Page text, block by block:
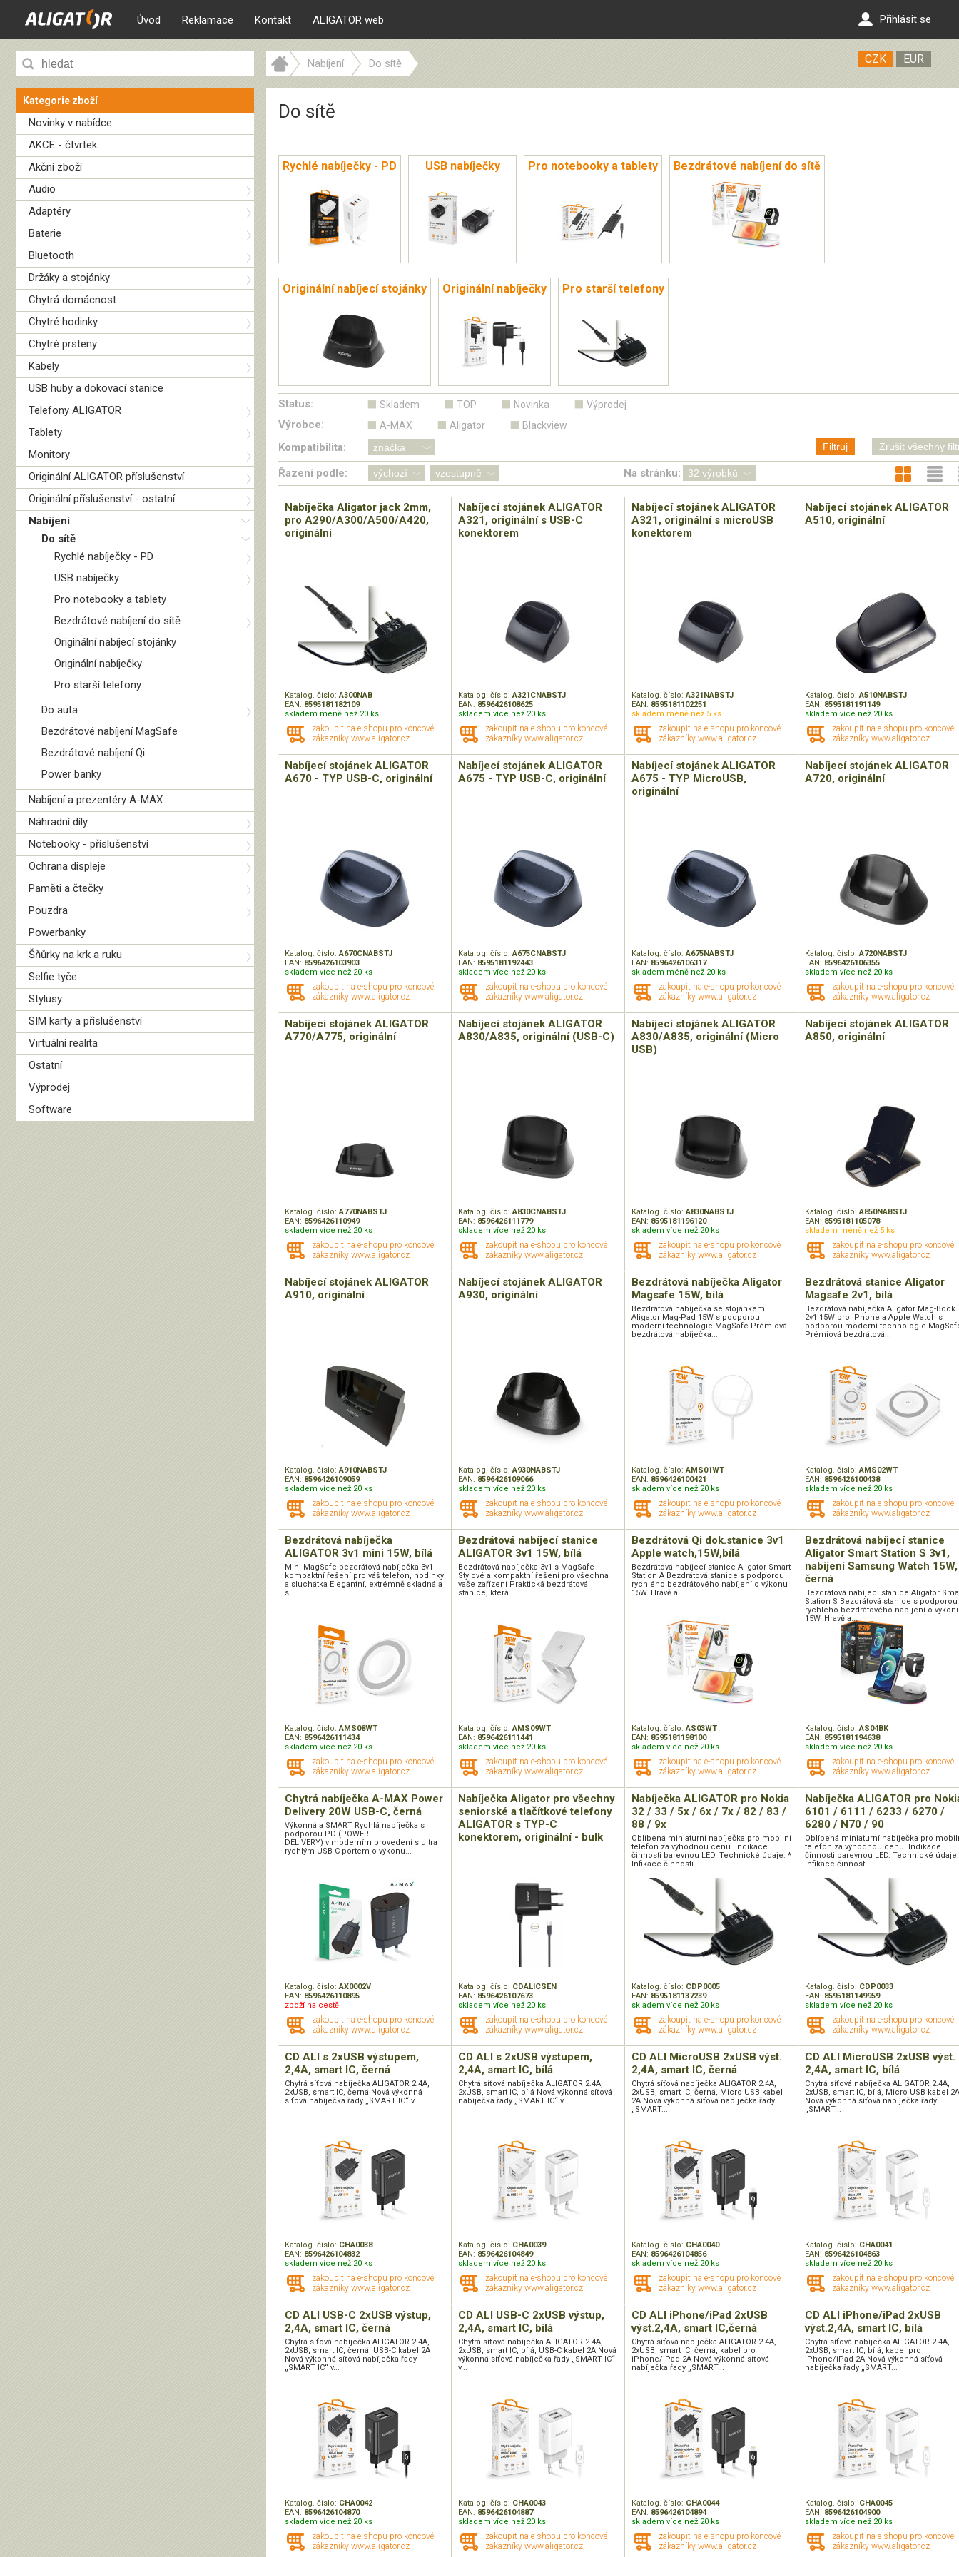
Úvod Reklamace Kontakt ALIGATOR web Přihlásit se
Kategorie zboží
Novinky v nabídce
AKCE - čtvrtek
Akční zboží
Audio
Adaptéry
Baterie
Bluetooth
Držáky a stojánky
Chytrá domácnost
Chytré hodinky
Chytré prsteny
Kabely
USB huby a dokovací stanice
Telefony ALIGATOR
Tablety
Monitory
Originální ALIGATOR příslušenství
Originální příslušenství - ostatní
Nabíjení
Do sítě
Rychlé nabíječky - PD
USB nabíječky
Pro notebooky a tablety
Bezdrátové nabíjení do sítě
Originální nabíjecí stojánky
Originální nabíječky
Pro starší telefony
Do auta
Bezdrátové nabíjení MagSafe
Bezdrátové nabíjení Qi
Power banky
Nabíjení a prezentéry A-MAX
Náhradní díly
Notebooky - příslušenství
Ochrana displeje
Paměti a čtečky
Pouzdra
Powerbanky
Šňůrky na krk a ruku
Selfie tyče
Stylusy
SIM karty a příslušenství
Virtuální realita
Ostatní
Výprodej
Software
Nabíjení Do sítě CZK EUR
Do sítě
Rychlé nabíječky - PD USB nabíječky Pro notebooky a tablety Bezdrátové nabíjení do sítě
Originální nabíjecí stojánky Originální nabíječky Pro starší telefony
Status: Skladem TOP Novinka Výprodej
Výrobce: A-MAX Aligator Blackview
Kompatibilita: Filtruj Zrušit všechny
Řazení podle: Na stránku:
Nabíječka Aligator jack 2mm,
pro A290/A300/A500/A420,
originální
Katalog. číslo:A300NAB
EAN: 8595181182109
skladem méně než 20 ks
zakoupit na e-shopu pro koncové
zákazníky www.aligator.cz
Nabíjecí stojánek ALIGATOR
A321, originální s USB-C
konektorem
Katalog. číslo:A321CNABSTJ
EAN: 8596426108625
skladem více než 20 ks
zakoupit na e-shopu pro koncové
zákazníky www.aligator.cz
Nabíjecí stojánek ALIGATOR
A321, originální s microUSB
konektorem
Katalog. číslo:A321NABSTJ
EAN: 8595181102251
skladem méně než 5 ks
zakoupit na e-shopu pro koncové
zákazníky www.aligator.cz
Nabíjecí stojánek ALIGATOR
A510, originální
Katalog. číslo:A510NABSTJ
EAN: 8595181191149
skladem více než 20 ks
zakoupit na e-shopu pro koncové
zákazníky www.aligator.cz
Nabíjecí stojánek ALIGATOR
A670 - TYP USB-C, originální
Katalog. číslo:A670CNABSTJ
EAN: 8596426103903
skladem více než 20 ks
zakoupit na e-shopu pro koncové
zákazníky www.aligator.cz
Nabíjecí stojánek ALIGATOR
A675 - TYP USB-C, originální
Katalog. číslo:A675CNABSTJ
EAN: 8595181192443
skladem více než 20 ks
zakoupit na e-shopu pro koncové
zákazníky www.aligator.cz
Nabíjecí stojánek ALIGATOR
A675 - TYP MicroUSB,
originální
Katalog. číslo:A675NABSTJ
EAN: 8596426106317
skladem méně než 20 ks
zakoupit na e-shopu pro koncové
zákazníky www.aligator.cz
Nabíjecí stojánek ALIGATOR
A720, originální
Katalog. číslo:A720NABSTJ
EAN: 8596426106355
skladem více než 20 ks
zakoupit na e-shopu pro koncové
zákazníky www.aligator.cz
Nabíjecí stojánek ALIGATOR
A770/A775, originální
Katalog. číslo:A770NABSTJ
EAN: 8596426110949
skladem více než 20 ks
zakoupit na e-shopu pro koncové
zákazníky www.aligator.cz
Nabíjecí stojánek ALIGATOR
A830/A835, originální (USB-C)
Katalog. číslo:A830CNABSTJ
EAN: 8596426111779
skladem více než 20 ks
zakoupit na e-shopu pro koncové
zákazníky www.aligator.cz
Nabíjecí stojánek ALIGATOR
A830/A835, originální (Micro
USB)
Katalog. číslo:A830NABSTJ
EAN: 8595181196120
skladem více než 20 ks
zakoupit na e-shopu pro koncové
zákazníky www.aligator.cz
Nabíjecí stojánek ALIGATOR
A850, originální
Katalog. číslo:A850NABSTJ
EAN: 8595181105078
skladem méně než 5 ks
zakoupit na e-shopu pro koncové
zákazníky www.aligator.cz
Nabíjecí stojánek ALIGATOR
A910, originální
Katalog. číslo:A910NABSTJ
EAN: 8596426109059
skladem více než 20 ks
zakoupit na e-shopu pro koncové
zákazníky www.aligator.cz
Nabíjecí stojánek ALIGATOR
A930, originální
Katalog. číslo:A930NABSTJ
EAN: 8596426109066
skladem více než 20 ks
zakoupit na e-shopu pro koncové
zákazníky www.aligator.cz
Bezdrátová nabíječka Aligator
Magsafe 15W, bílá
Bezdrátová nabíječka se stojánkem
Aligator Mag-Pad 15W s podporou
moderní technologie MagSafe Prémiová
bezdrátová nabíječka...
Katalog. číslo:AMS01WT
EAN: 8596426100421
skladem více než 20 ks
zakoupit na e-shopu pro koncové
zákazníky www.aligator.cz
Bezdrátová stanice Aligator
Magsafe 2v1, bílá
Bezdrátová nabíječka Aligator Mag-Book
2v1 15W pro iPhone a Apple Watch s
podporou moderní technologie
Prémiová bezdrátová...
Katalog. číslo:AMS02WT
EAN: 8596426100438
skladem více než 20 ks
zakoupit na e-shopu pro koncové
zákazníky www.aligator.cz
Bezdrátová nabíječka
ALIGATOR 3v1 mini 15W, bílá
Mini MagSafe bezdrátová nabíječka 3v1 –
kompaktní řešení pro váš telefon, hodinky
a sluchátka Elegantní, extrémně skladná a
s...
Katalog. číslo:AMS08WT
EAN: 8596426111434
skladem více než 20 ks
zakoupit na e-shopu pro koncové
zákazníky www.aligator.cz
Bezdrátová nabíjecí stanice
ALIGATOR 3v1 15W, bílá
Bezdrátová nabíječka 3v1 s MagSafe –
Stylové a kompaktní řešení pro všechna
vaše zařízení Praktická bezdrátová
stanice, která...
Katalog. číslo:AMS09WT
EAN: 8596426111441
skladem více než 20 ks
zakoupit na e-shopu pro koncové
zákazníky www.aligator.cz
Bezdrátová Qi dok.stanice 3v1
Apple watch,15W,bílá
Bezdrátová nabíjecí stanice Aligator Smart
Station A Bezdrátová stanice s podporou
rychlého bezdrátového nabíjení o výkonu
15W. Hravě a...
Katalog. číslo:AS03WT
EAN: 8595181198100
skladem více než 20 ks
zakoupit na e-shopu pro koncové
zákazníky www.aligator.cz
Bezdrátová nabíjecí stanice
Aligator Smart Station S 3v1,
nabíjení Samsung Watch 15W,
černá
Bezdrátová nabíjecí stanice Aligator
Station S Bezdrátová stanice s podporou
rychlého bezdrátového nabíjení o
15W. Hravě a...
Katalog. číslo:AS04BK
EAN: 8595181194638
skladem více než 20 ks
zakoupit na e-shopu pro koncové
zákazníky www.aligator.cz
Chytrá nabíječka A-MAX Power
Delivery 20W USB-C, černá
Výkonná a SMART Rychlá nabíječka s
podporou PD (POWER
DELIVERY) v moderním provedení s ultra
rychlým USB-C portem o výkonu...
Katalog. číslo:AX0002V
EAN: 8596426110895
zboží na cestě
zakoupit na e-shopu pro koncové
zákazníky www.aligator.cz
Nabíječka Aligator pro všechny
seniorské a tlačítkové telefony
ALIGATOR s TYP-C
konektorem, originální - bulk
Katalog. číslo: CDALICSEN
EAN: 8596426107673
skladem více než 20 ks
zakoupit na e-shopu pro koncové
zákazníky www.aligator.cz
Nabíječka ALIGATOR pro Nokia
32 / 33 / 5x / 6x / 7x / 82 / 83 /
88 / 9x
Oblíbená miniaturní nabíječka pro mobilní
telefon za výhodnou cenu. Indikace
činnosti barevnou LED. Technické údaje: *
Infikace činnosti...
Katalog. číslo: CDP0005
EAN: 8595181137239
skladem více než 20 ks
zakoupit na e-shopu pro koncové
zákazníky www.aligator.cz
Nabíječka ALIGATOR pro
6101 / 6111 / 6233 / 6270 /
6280 / N70 / 90
Oblíbená miniaturní nabíječka pro
telefon za výhodnou cenu. Indikace
činnosti barevnou LED. Technické
Infikace činnosti...
Katalog. číslo: CDP0033
EAN: 8595181149959
skladem více než 20 ks
zakoupit na e-shopu pro koncové
zákazníky www.aligator.cz
CD ALI s 2xUSB výstupem,
2,4A, smart IC, černá
Chytrá síťová nabíječka ALIGATOR 2.4A,
2xUSB, smart IC, černá Nová výkonná
síťová nabíječka řady „SMART IC“ v...
Katalog. číslo: CHA0038
EAN: 8596426104832
skladem více než 20 ks
zakoupit na e-shopu pro koncové
zákazníky www.aligator.cz
CD ALI s 2xUSB výstupem,
2,4A, smart IC, bílá
Chytrá síťová nabíječka ALIGATOR 2.4A,
2xUSB, smart IC, bílá Nová výkonná síťová
nabíječka řady „SMART IC“ v...
Katalog. číslo: CHA0039
EAN: 8596426104849
skladem více než 20 ks
zakoupit na e-shopu pro koncové
zákazníky www.aligator.cz
CD ALI MicroUSB 2xUSB výst.
2,4A, smart IC, černá
Chytrá síťová nabíječka ALIGATOR 2.4A,
2xUSB, smart IC, černá, Micro USB kabel
2A Nová výkonná síťová nabíječka řady
„SMART...
Katalog. číslo: CHA0040
EAN: 8596426104856
skladem více než 20 ks
zakoupit na e-shopu pro koncové
zákazníky www.aligator.cz
CD ALI MicroUSB 2xUSB výst.
2,4A, smart IC, bílá
Chytrá síťová nabíječka ALIGATOR 2.4A,
2xUSB, smart IC, bílá, Micro USB kabel 2A
Nová výkonná síťová nabíječka řady
„SMART...
Katalog. číslo: CHA0041
EAN: 8596426104863
skladem více než 20 ks
zakoupit na e-shopu pro koncové
zákazníky www.aligator.cz
CD ALI USB-C 2xUSB výstup,
2,4A, smart IC, černá
Chytrá síťová nabíječka ALIGATOR 2.4A,
2xUSB, smart IC, černá, USB-C kabel 2A
Nová výkonná síťová nabíječka řady
„SMART IC“ v...
Katalog. číslo: CHA0042
EAN: 8596426104870
skladem více než 20 ks
zakoupit na e-shopu pro koncové
zákazníky www.aligator.cz
CD ALI USB-C 2xUSB výstup,
2,4A, smart IC, bílá
Chytrá síťová nabíječka ALIGATOR 2.4A,
2xUSB, smart IC, bílá, USB-C kabel 2A Nová
výkonná síťová nabíječka řady „SMART IC“
v...
Katalog. číslo: CHA0043
EAN: 8596426104887
skladem více než 20 ks
zakoupit na e-shopu pro koncové
zákazníky www.aligator.cz
CD ALI iPhone/iPad 2xUSB
výst.2,4A, smart IC,černá
Chytrá síťová nabíječka ALIGATOR 2.4A,
2xUSB, smart IC, černá, kabel pro
iPhone/iPad 2A Nová výkonná síťová
nabíječka řady „SMART...
Katalog. číslo: CHA0044
EAN: 8596426104894
skladem více než 20 ks
zakoupit na e-shopu pro koncové
zákazníky www.aligator.cz
CD ALI iPhone/iPad 2xUSB
výst.2,4A, smart IC, bílá
Chytrá síťová nabíječka ALIGATOR 2.4A,
2xUSB, smart IC, bílá, kabel pro
iPhone/iPad 2A Nová výkonná síťová
nabíječka řady „SMART...
Katalog. číslo: CHA0045
EAN: 8596426104900
skladem více než 20 ks
zakoupit na e-shopu pro koncové
zákazníky www.aligator.cz